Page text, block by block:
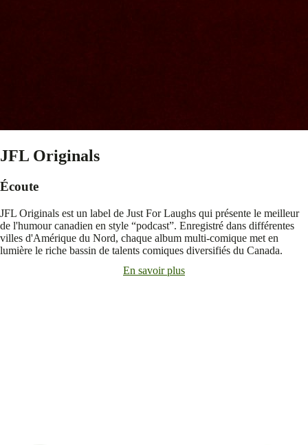
JFL Originals
Écoute
JFL Originals est un label de Just For Laughs qui présente le meilleur
de l'humour canadien en style “podcast”. Enregistré dans différentes
villes d'Amérique du Nord, chaque album multi-comique met en
lumière le riche bassin de talents comiques diversifiés du Canada.
En savoir plus